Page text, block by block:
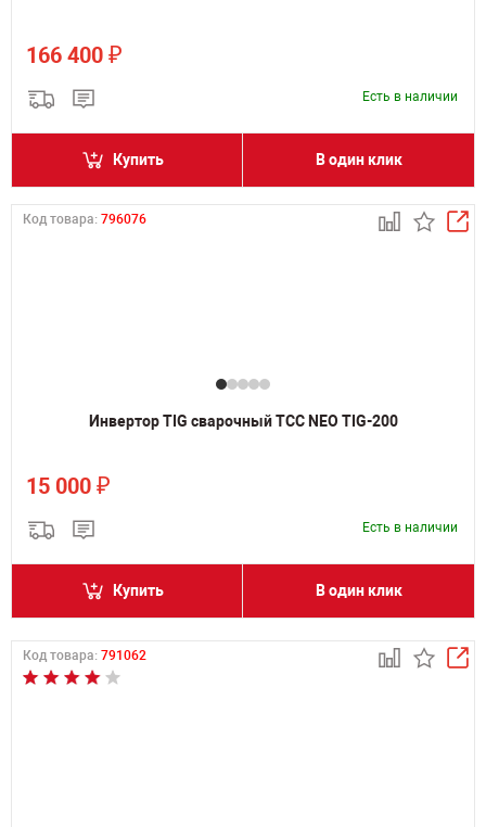
166 400 ₽
Есть в наличии
Купить В один клик
Код товара: 796076
Инвертор TIG сварочный ТСС NEO TIG-200
15 000 ₽
Есть в наличии
Купить В один клик
Код товара: 791062